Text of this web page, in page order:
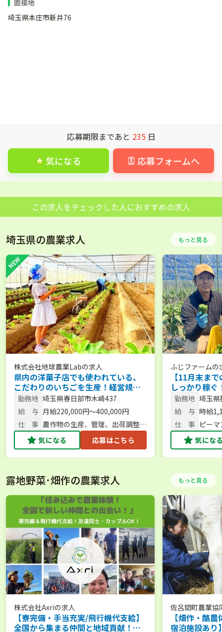
面接地
埼玉県本庄市新井76
応募期限まであと 235 日
気になる 応募フォームへ
この求人をチェックした人におすすめの求人
埼玉県の農業求人 もっと見る
株式会社地球農業Labの求人
県内の洋菓子店でも使われている、
こだわりのいちごを生産！経営規模
を拡大中です。 【通勤手当あり／農
産物持ち帰りOK】
勤務地 埼玉県春日部市木崎437
給 与 月給220,000円～400,000円
仕 事 農作物の生産、管理、出荷調整、
販売など
気になる 応募はこちら
ふじファームの
【11月末ま
しっかり稼
朝から働く
談可／未経験
勤務地 埼玉
給 与 時給
仕 事 ピー
業全般
気にな
露地野菜･畑作の農業求人 もっと見る
株式会社Axriの求人
【寮完備・手当充実/飛行機代支給】
全国から集まる仲間と地域貢献！農
佐呂間町農業協
【畑作・酪
宿泊施設あり